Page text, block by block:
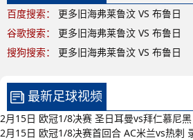
百度搜索：
更多旧海弗莱鲁汶 VS 布鲁日
谷歌搜索：
更多旧海弗莱鲁汶 VS 布鲁日
搜狗搜索：
更多旧海弗莱鲁汶 VS 布鲁日
最新足球视频
2月15日 欧冠1/8决赛 圣日耳曼vs拜仁慕尼
2月15日 欧冠1/8决赛首回合 AC米兰vs热刺